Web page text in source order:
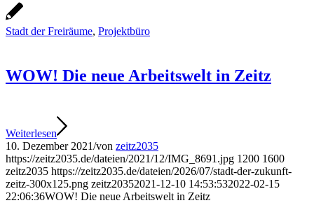
Stadt der Freiräume, Projektbüro
WOW! Die neue Arbeitswelt in Zeitz
Weiterlesen
10. Dezember 2021/von zeitz2035
https://zeitz2035.de/dateien/2021/12/IMG_8691.jpg 1200 1600
zeitz2035 https://zeitz2035.de/dateien/2026/07/stadt-der-zukunft-
zeitz-300x125.png zeitz20352021-12-10 14:53:532022-02-15
22:06:36WOW! Die neue Arbeitswelt in Zeitz